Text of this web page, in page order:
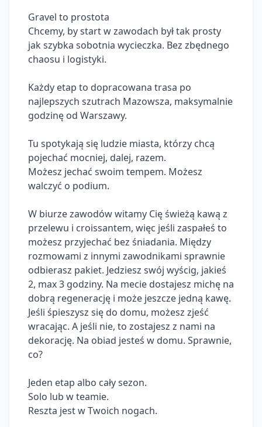
Gravel to prostota
Chcemy, by start w zawodach był tak prosty
jak szybka sobotnia wycieczka. Bez zbędnego
chaosu i logistyki.
Każdy etap to dopracowana trasa po
najlepszych szutrach Mazowsza, maksymalnie
godzinę od Warszawy.
Tu spotykają się ludzie miasta, którzy chcą
pojechać mocniej, dalej, razem.
Możesz jechać swoim tempem. Możesz
walczyć o podium.
W biurze zawodów witamy Cię świeżą kawą z
przelewu i croissantem, więc jeśli zaspałeś to
możesz przyjechać bez śniadania. Między
rozmowami z innymi zawodnikami sprawnie
odbierasz pakiet. Jedziesz swój wyścig, jakieś
2, max 3 godziny. Na mecie dostajesz michę na
dobrą regenerację i może jeszcze jedną kawę.
Jeśli śpieszysz się do domu, możesz zjeść
wracając. A jeśli nie, to zostajesz z nami na
dekorację. Na obiad jesteś w domu. Sprawnie,
co?
Jeden etap albo cały sezon.
Solo lub w teamie.
Reszta jest w Twoich nogach.